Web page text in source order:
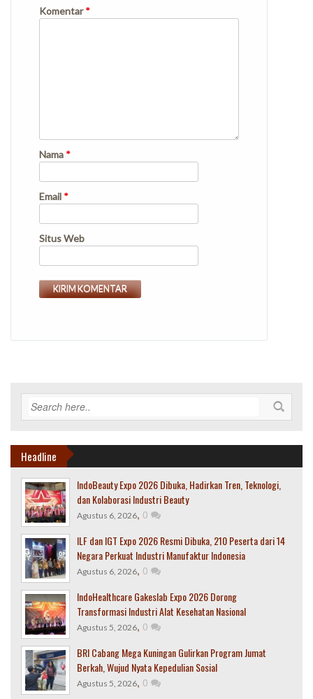
Komentar*
Nama *
Email *
Situs Web
Headline
IndoBeauty Expo 2026 Dibuka, Hadirkan Tren, Teknologi,
dan Kolaborasi Industri Beauty
Agustus 6, 2026, 0
ILF dan IGT Expo 2026 Resmi Dibuka, 210 Peserta dari 14
Negara Perkuat Industri Manufaktur Indonesia
Agustus 6, 2026, 0
IndoHealthcare Gakeslab Expo 2026 Dorong
Transformasi Industri Alat Kesehatan Nasional
Agustus 5, 2026, 0
BRI Cabang Mega Kuningan Gulirkan Program Jumat
Berkah, Wujud Nyata Kepedulian Sosial
Agustus 5, 2026, 0